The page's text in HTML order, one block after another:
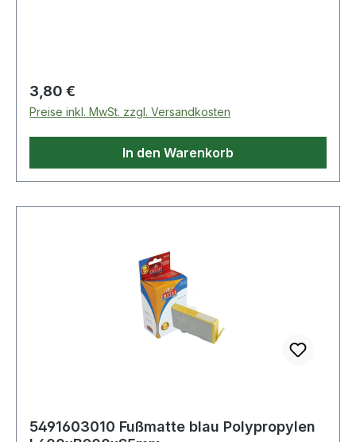
Regulärer Preis:
3,80 €
Preise inkl. MwSt. zzgl. Versandkosten
In den Warenkorb
5491603010 Fußmatte blau Polypropylen